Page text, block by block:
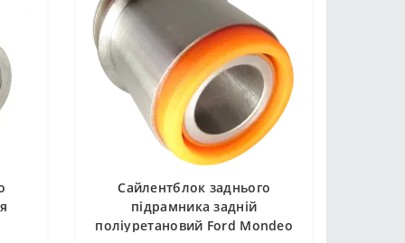
Сайлентблок заднього
підрамника задній
поліуретановий Ford Mondeo